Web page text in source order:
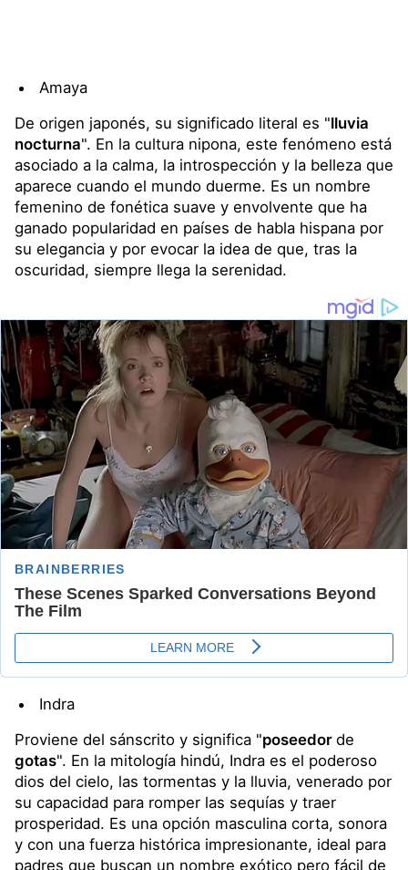
Amaya
De origen japonés, su significado literal es "lluvia
nocturna". En la cultura nipona, este fenómeno está
asociado a la calma, la introspección y la belleza que
aparece cuando el mundo duerme. Es un nombre
femenino de fonética suave y envolvente que ha
ganado popularidad en países de habla hispana por
su elegancia y por evocar la idea de que, tras la
oscuridad, siempre llega la serenidad.
Indra
Proviene del sánscrito y significa "poseedor de
gotas". En la mitología hindú, Indra es el poderoso
dios del cielo, las tormentas y la lluvia, venerado por
su capacidad para romper las sequías y traer
prosperidad. Es una opción masculina corta, sonora
y con una fuerza histórica impresionante, ideal para
padres que buscan un nombre exótico pero fácil de